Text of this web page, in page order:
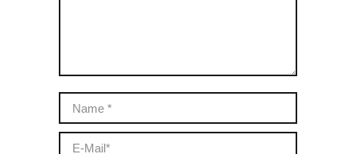
Name *
E-Mail *